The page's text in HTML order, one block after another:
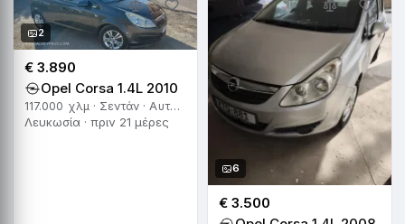
2
€ 3.890
Opel Corsa 1.4L 2010
117.000 χλμ · Σεντάν · Αυτόματο
Λευκωσία · πριν 21 μέρες
6
€ 3.500